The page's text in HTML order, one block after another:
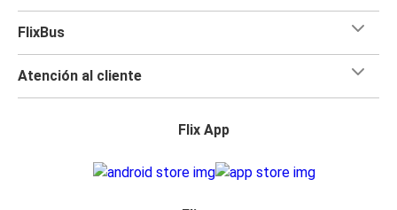
FlixBus
Atención al cliente
Flix App